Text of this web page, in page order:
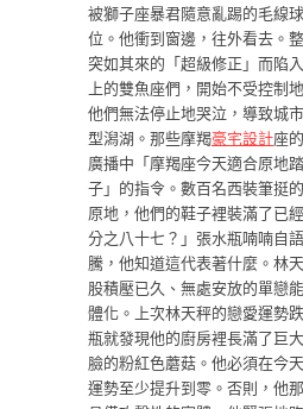
被獅子座暴君隨意亂踢的毛線
位。他衝到窗邊，往外看去。
突如其來的「超級修正」而陷
上的雙魚座們，開始不受控制
他們無法停止地哭泣，導致城
型潟湖。那些摩羯豪宅設計座
廣播中「摩羯座今天適合原地
子」的指令。數百名西裝筆挺
原地，他們的鞋子裡裝滿了已
分之八十七？」張水瓶喃喃自
騰，他知道這代表著什麼。林
股積壓已久、無處安放的單戀
體化。上次林天秤的戀愛運勢
瓶就發現他的廚房裡長滿了巨
臉的粉紅色蘑菇。他必須在今
運勢至少提升到零。否則，他